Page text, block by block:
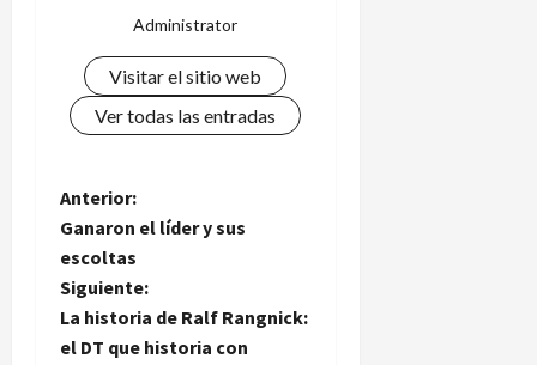
Administrator
Visitar el sitio web
Ver todas las entradas
N
a
v
Anterior:
Ganaron el líder y sus
escoltas
Siguiente:
La historia de Ralf Rangnick:
el DT que historia con